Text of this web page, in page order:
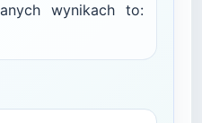
wynikach to: